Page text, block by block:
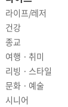
라이프
라이프/레저
건강
종교
여행 · 취미
리빙 · 스타일